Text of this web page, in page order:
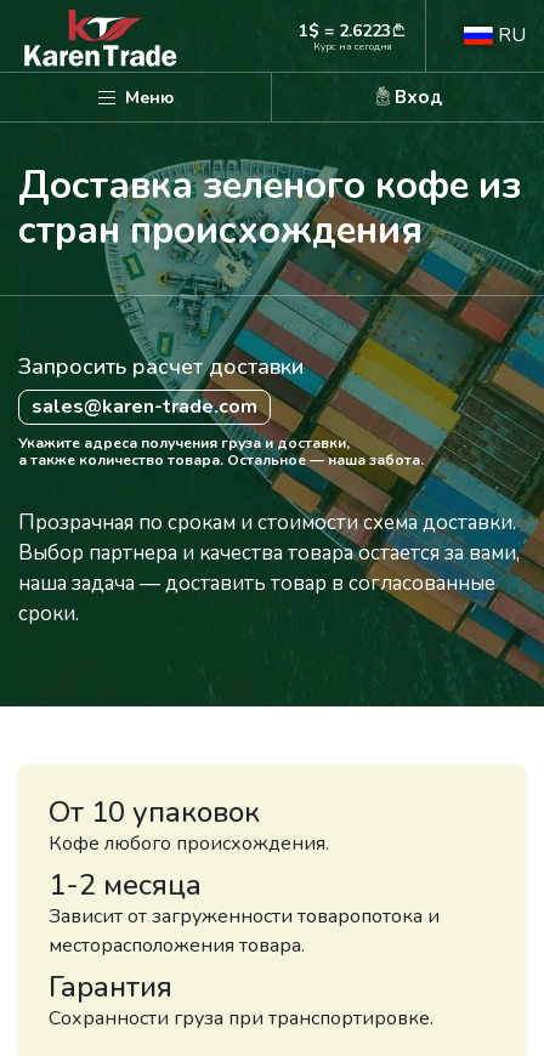
Меню
1$ = 2.6223
Курс на сегодня RU
Вход
Доставка зеленого кофе из
стран происхождения
Запросить расчет доставки
sales@karen-trade.com
Укажите адреса получения груза и доставки,
а также количество товара. Остальное — наша забота.
Прозрачная по срокам и стоимости схема доставки.
Выбор партнера и качества товара остается за вами,
наша задача — доставить товар в согласованные
сроки.
От 10 упаковок
Кофе любого происхождения.
1-2 месяца
Зависит от загруженности товаропотока и
месторасположения товара.
Гарантия
Сохранности груза при транспортировке.